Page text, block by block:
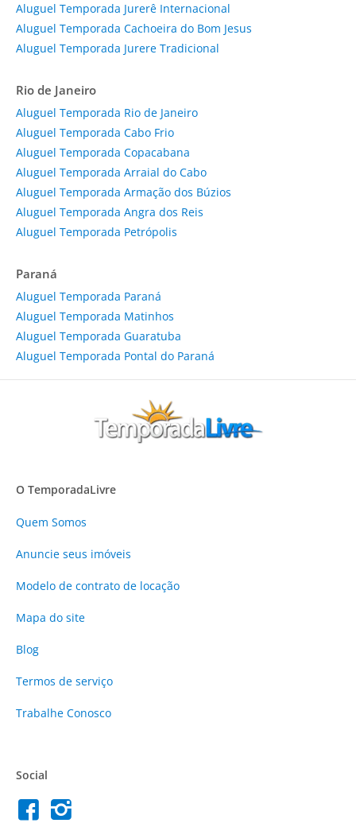
Aluguel Temporada Jurerê Internacional
Aluguel Temporada Cachoeira do Bom Jesus
Aluguel Temporada Jurere Tradicional
Rio de Janeiro
Aluguel Temporada Rio de Janeiro
Aluguel Temporada Cabo Frio
Aluguel Temporada Copacabana
Aluguel Temporada Arraial do Cabo
Aluguel Temporada Armação dos Búzios
Aluguel Temporada Angra dos Reis
Aluguel Temporada Petrópolis
Paraná
Aluguel Temporada Paraná
Aluguel Temporada Matinhos
Aluguel Temporada Guaratuba
Aluguel Temporada Pontal do Paraná
O TemporadaLivre
Quem Somos
Anuncie seus imóveis
Modelo de contrato de locação
Mapa do site
Blog
Termos de serviço
Trabalhe Conosco
Social